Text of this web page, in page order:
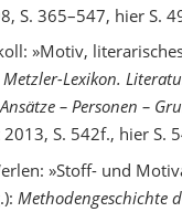
S. 365–547, hier S.
»Motiv,
Metzler-Lexikon.
– Personen –
S. 542f., hier S.
»Stoff- und
Methodengeschichte